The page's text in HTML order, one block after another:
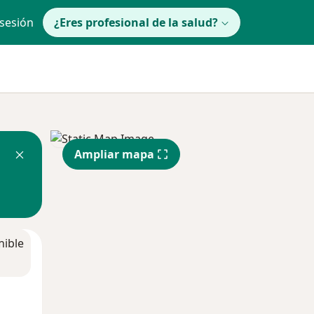
¿Eres profesional de la salud?
Ampliar mapa